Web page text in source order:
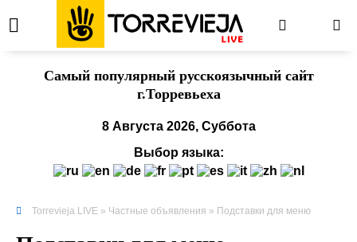
Cамый популярный русскоязычный сайт
г.Торревьеха
8 Августа 2026, Суббота
Выбор языка:
Torrevieja LIVE » Частные объявления » Подставки для меню